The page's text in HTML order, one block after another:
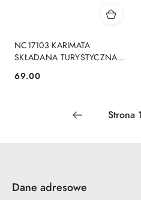
NC17103 KARIMATA
SKŁADANA TURYSTYCZNA Z
+ XPE 195 CM NIEBIESKA
Cena:
69.00
Dane adresowe